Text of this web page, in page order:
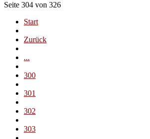
Seite 304 von 326
Start
Zurück
...
300
301
302
303